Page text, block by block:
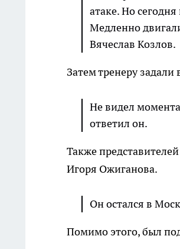
атаке. Но
Медленно
Вячеслав Козлов.
Затем тренеру
Не видел
ответил он.
Также
Игоря Ожиганова.
Он остался в
Помимо этого, был